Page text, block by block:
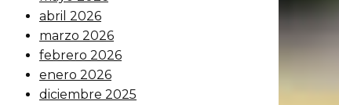
abril 2026
marzo 2026
febrero 2026
enero 2026
diciembre 2025